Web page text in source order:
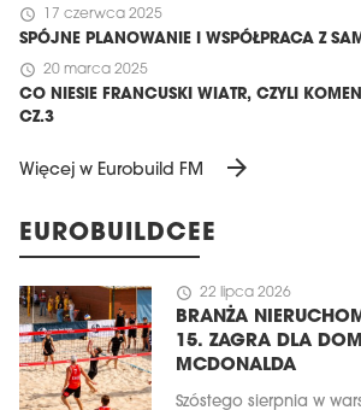
schedule 17 czerwca 2025
SPÓJNE PLANOWANIE I WSPÓŁPRACA Z
schedule 20 marca 2025
CO NIESIE FRANCUSKI WIATR, CZYLI
CZ.3
Więcej w Eurobuild FM arrow_forward
EUROBUILDCEE
schedule 22 lipca 2026
BRANŻA
15. ZAGRA DLA
MCDONALDA
Szóstego sierpnia w